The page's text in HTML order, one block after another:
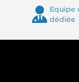
Equipe
dédiée